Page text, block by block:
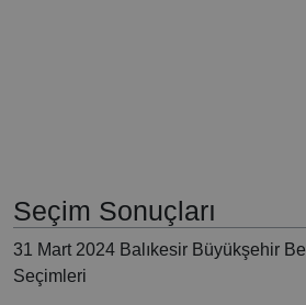
Seçim Sonuçları
31 Mart 2024 Balıkesir Büyükşehir
Seçimleri